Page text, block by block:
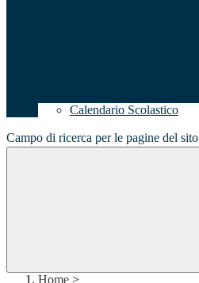
Calendario Scolastico
Campo di ricerca per le pagine del sito
Home >